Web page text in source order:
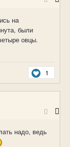
на
были
овцы.
1
надо, ведь